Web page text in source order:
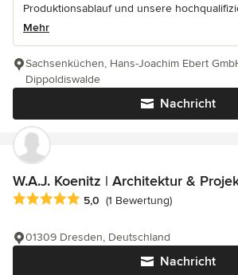
Produktionsablauf und unsere
Mehr
Nachricht
Sachsenküchen, Hans-Joachim Ebert
Dippoldiswalde
W.A.J. Koenitz | Architektur &
Durchschnittliche Bewertung: 5 von 5
5,0 (1 Bewertung)
Nachricht
01309 Dresden, Deutschland